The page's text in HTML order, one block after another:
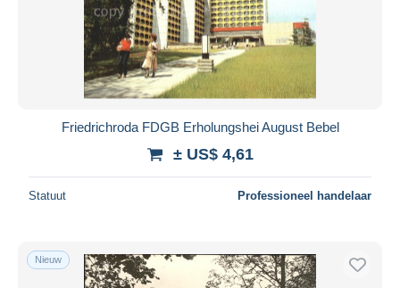
Friedrichroda FDGB Erholungshei August Bebel
± US$ 4,61
Statuut Professioneel handelaar
Nieuw